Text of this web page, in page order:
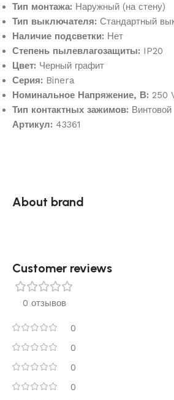
Тип монтажа: Наружный (на стену)
Тип выключателя: Стандартный
Наличие подсветки: Нет
Степень пылевлагозащиты: IP20
Цвет: Черный графит
Серия: Binera
Номинальное Напряжение, В: 250
Тип контактных зажимов: Винтовой
Артикул: 43361
About brand
Customer reviews​
0 отзывов
0
0
0
0